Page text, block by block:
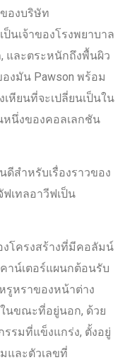
องบริษัท
นเจ้าของโรงพยาบาล
, และตระหนักถึงพื้นผิว
งมัน Pawson พร้อม
เหียนที่จะเปลี่ยนเป็นใน
หนึ่งของคอลเลกชัน
ดีสำหรับเรื่องราวของ
เทลอาวีฟเป็น
งโครงสร้างที่มีคอลัมน์
าน์เตอร์แผนกต้อนรับ
รูหราของหน้าต่าง
นขณะที่อยู่นอก, ด้วย
รรมที่แข็งแกร่ง, ตั้งอยู่
และตัวเลขที่